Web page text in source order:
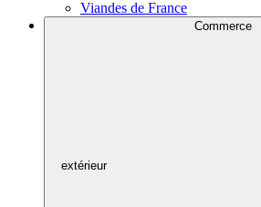
Viandes de France
Commerce
extérieur